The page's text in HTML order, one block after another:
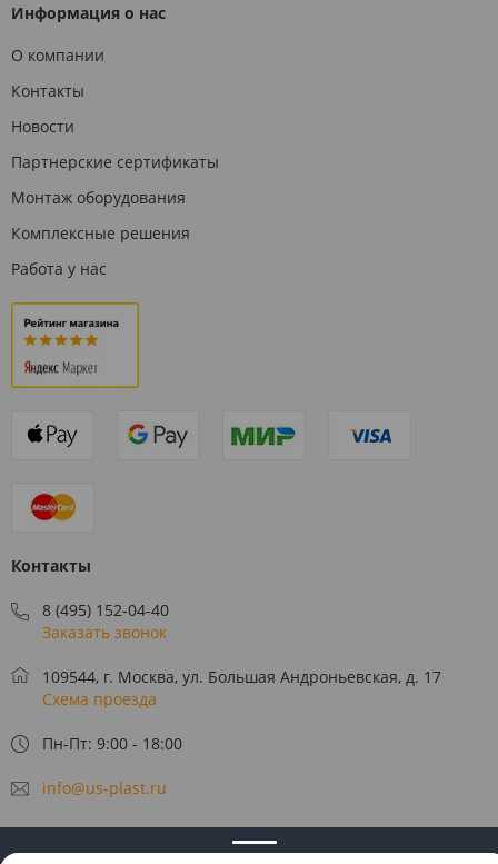
Информация о нас
О компании
Контакты
Новости
Партнерские сертификаты
Монтаж оборудования
Комплексные решения
Работа у нас
Контакты
8 (495) 152-04-40
Заказать звонок
109544, г. Москва, ул. Большая Андроньевская, д. 17
Схема проезда
Пн-Пт: 9:00 - 18:00
info@us-plast.ru